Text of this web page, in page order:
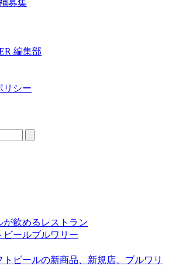
募集
編集部
リシー
が飲めるレストラン
ビールブルワリー
トビールの新商品、新規店、ブルワリ